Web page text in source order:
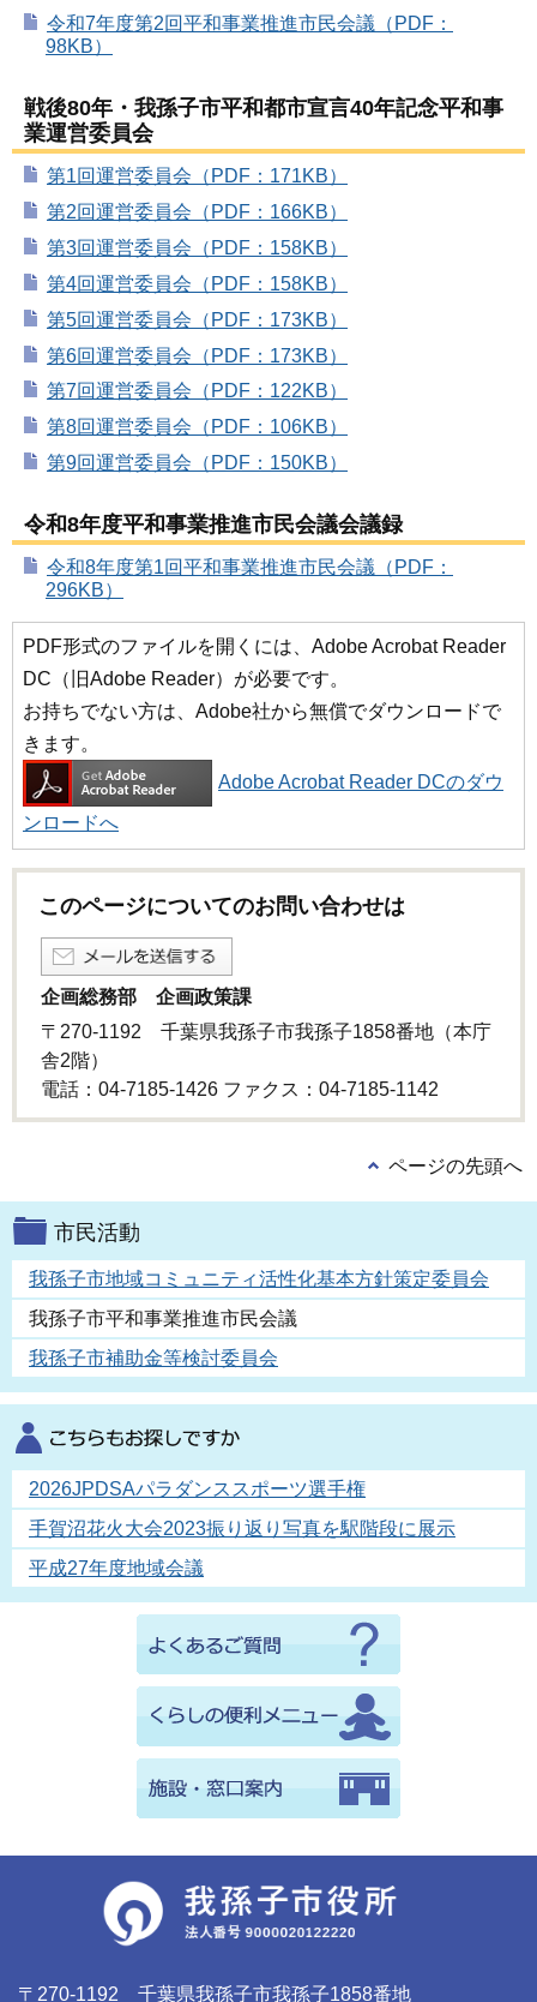
令和7年度第2回平和事業推進市民会議（PDF：
98KB）
戦後80年・我孫子市平和都市宣言40年記念平和事
業運営委員会
第1回運営委員会（PDF：171KB）
第2回運営委員会（PDF：166KB）
第3回運営委員会（PDF：158KB）
第4回運営委員会（PDF：158KB）
第5回運営委員会（PDF：173KB）
第6回運営委員会（PDF：173KB）
第7回運営委員会（PDF：122KB）
第8回運営委員会（PDF：106KB）
第9回運営委員会（PDF：150KB）
令和8年度平和事業推進市民会議会議録
令和8年度第1回平和事業推進市民会議（PDF：
296KB）
PDF形式のファイルを開くには、Adobe Acrobat Reader
DC（旧Adobe Reader）が必要です。
お持ちでない方は、Adobe社から無償でダウンロードで
きます。
Adobe Acrobat Reader DCのダウ
ンロードへ
このページについてのお問い合わせは
企画総務部 企画政策課
〒270-1192 千葉県我孫子市我孫子1858番地（本庁
舎2階）
電話：04-7185-1426 ファクス：04-7185-1142
ページの先頭へ
市民活動
我孫子市地域コミュニティ活性化基本方針策定委員会
我孫子市平和事業推進市民会議
我孫子市補助金等検討委員会
2026JPDSAパラダンススポーツ選手権
手賀沼花火大会2023振り返り写真を駅階段に展示
平成27年度地域会議
〒270-1192 千葉県我孫子市我孫子1858番地